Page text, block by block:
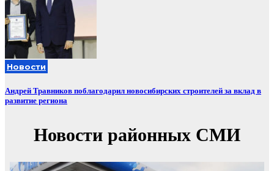
Новости
Андрей Травников поблагодарил новосибирских строителей за вклад в
развитие региона